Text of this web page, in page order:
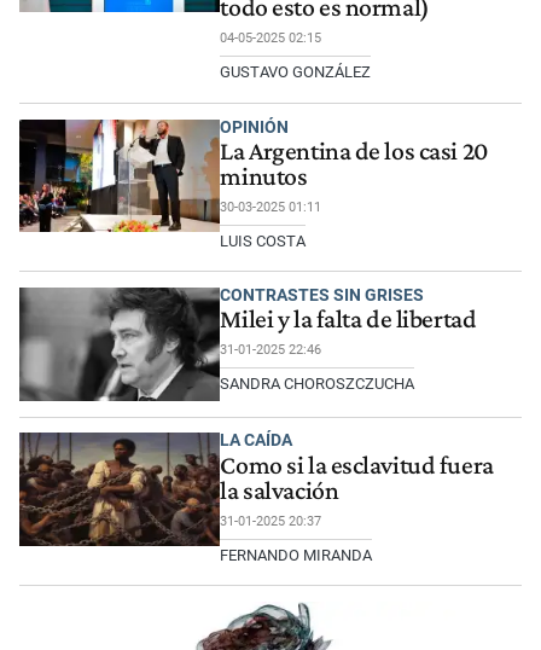
todo esto es normal)
04-05-2025 02:15
GUSTAVO GONZÁLEZ
OPINIÓN
La Argentina de los casi 20
minutos
30-03-2025 01:11
LUIS COSTA
CONTRASTES SIN GRISES
Milei y la falta de libertad
31-01-2025 22:46
SANDRA CHOROSZCZUCHA
LA CAÍDA
Como si la esclavitud fuera
la salvación
31-01-2025 20:37
FERNANDO MIRANDA